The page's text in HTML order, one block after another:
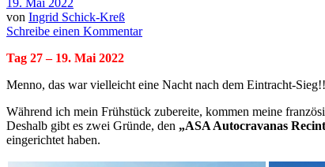
von Ingrid Schick-Kreß
Schreibe einen Kommentar
Tag 27 – 19. Mai 2022
Menno, das war vielleicht eine Nacht nach dem Eintracht-
Während ich mein Frühstück zubereite, kommen meine
Deshalb gibt es zwei Gründe, den „ASA Autocravanas
eingerichtet haben.